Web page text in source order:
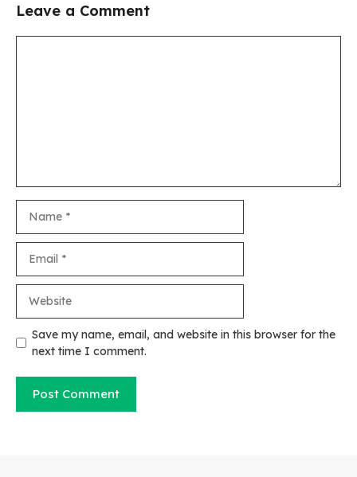
Leave a Comment
Save my name, email, and website in this browser for the
next time I comment.